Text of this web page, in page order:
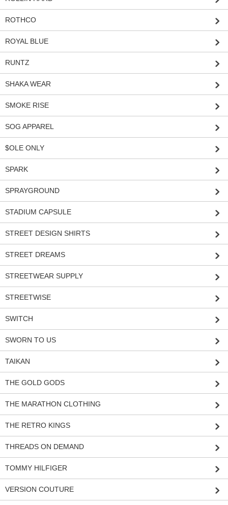
ROTHCO
ROYAL BLUE
RUNTZ
SHAKA WEAR
SMOKE RISE
SOG APPAREL
$OLE ONLY
SPARK
SPRAYGROUND
STADIUM CAPSULE
STREET DESIGN SHIRTS
STREET DREAMS
STREETWEAR SUPPLY
STREETWISE
SWITCH
SWORN TO US
TAIKAN
THE GOLD GODS
THE MARATHON CLOTHING
THE RETRO KINGS
THREADS ON DEMAND
TOMMY HILFIGER
VERSION COUTURE